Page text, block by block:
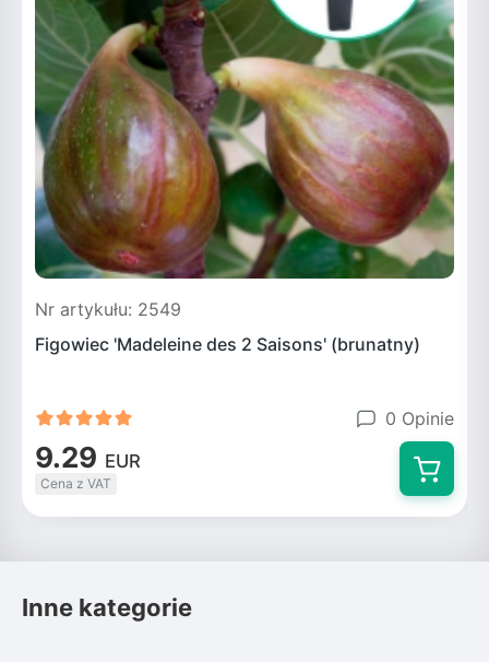
Nr artykułu: 2549
Figowiec 'Madeleine des 2 Saisons' (brunatny)
0 Opinie
9.29 EUR
Cena z VAT
Inne kategorie